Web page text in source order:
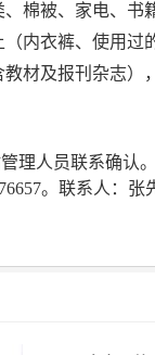
棉被、家电、书
内衣裤、使用过
材及报刊杂志）
理人员联系确认。
。联系人：张